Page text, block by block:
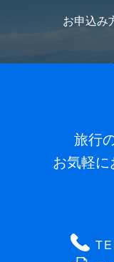
お申込み
旅行
お気軽に